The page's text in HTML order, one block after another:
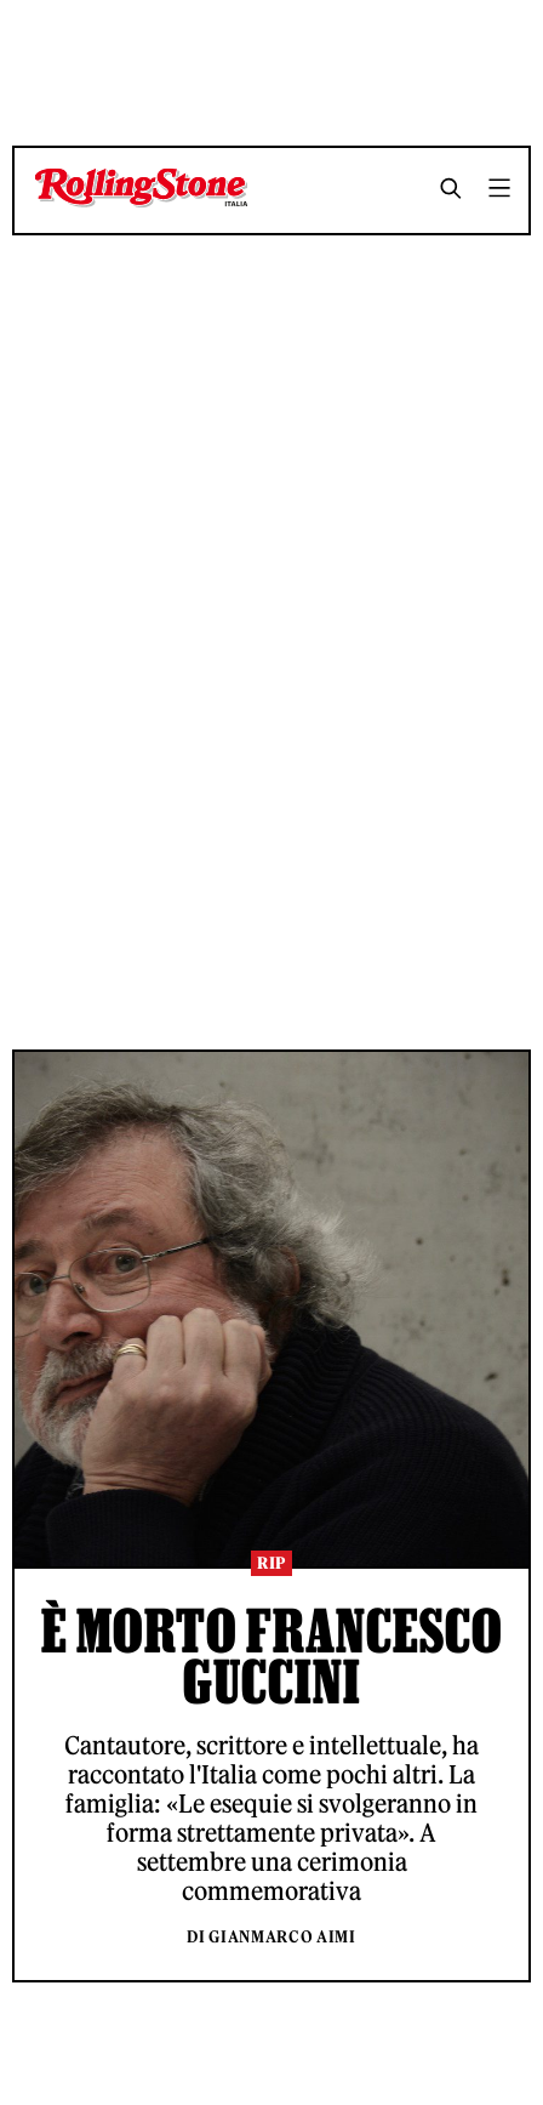
RIP
È MORTO FRANCESCO
GUCCINI
Cantautore, scrittore e intellettuale, ha
raccontato l'Italia come pochi altri. La
famiglia: «Le esequie si svolgeranno in
forma strettamente privata». A
settembre una cerimonia
commemorativa
DI GIANMARCO AIMI